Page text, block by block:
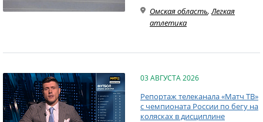
Омская область,Легкая
атлетика
03 АВГУСТА 2026
Репортаж телеканала «Матч ТВ»
с чемпионата России по бегу на
колясках в дисциплине